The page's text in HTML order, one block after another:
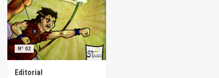
Nº 02
Editorial